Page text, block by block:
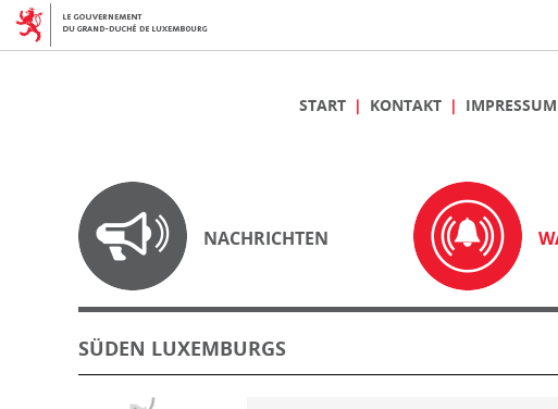
START KONTAKT IMPRESSUM
NACHRICHTEN
SÜDEN LUXEMBURGS